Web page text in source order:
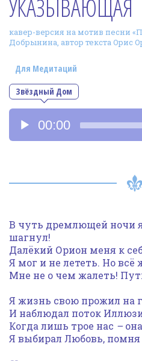
Фотогалерея
In English
Видео
Ииссиидиология
Номера песен
УКАЗЫВАЮЩАЯ
кавер-версия на мотив песни
Добрынина, автор текста Орис
Звёздный Дом
Для Медитаций
Аудиоплеер
00:00
В чуть дремлющей ночи
шагнул!
Далёкий Орион меня к
Я мог и не лететь. Но всё
Мне не о чем жалеть!
Я жизнь свою прожил на
И наблюдал поток
Когда лишь трое нас –
Я выбирал Любовь, помня